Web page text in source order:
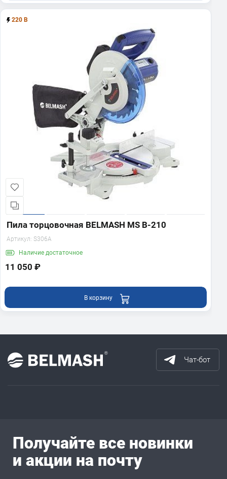
220 В
Пила торцовочная BELMASH MS B-210
Артикул: S306A
Наличие достаточное
11 050 ₽
В корзину
Чат-бот
Получайте все новинки
и акции на почту